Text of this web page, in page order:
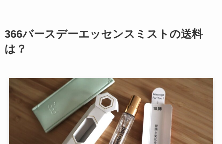
366バースデーエッセンスミストの送料
は？